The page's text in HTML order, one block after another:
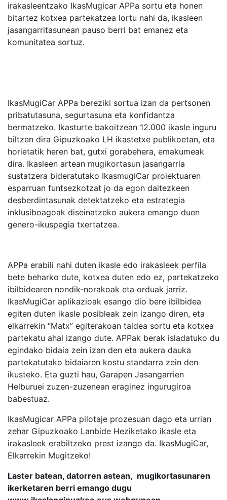
irakasleentzako IkasMugicar APPa sortu eta honen
bitartez kotxea partekatzea lortu nahi da, ikasleen
jasangarritasunean pauso berri bat emanez eta
komunitatea sortuz.
IkasMugiCar APPa bereziki sortua izan da pertsonen
pribatutasuna, segurtasuna eta konfidantza
bermatzeko. Ikasturte bakoitzean 12.000 ikasle inguru
biltzen dira Gipuzkoako LH ikastetxe publikoetan, eta
horietatik heren bat, gutxi gorabehera, emakumeak
dira. Ikasleen artean mugikortasun jasangarria
sustatzera bideratutako IkasmugiCar proiektuaren
esparruan funtsezkotzat jo da egon daitezkeen
desberdintasunak detektatzeko eta estrategia
inklusiboagoak diseinatzeko aukera emango duen
genero-ikuspegia txertatzea.
APPa erabili nahi duten ikasle edo irakasleek perfila
bete beharko dute, kotxea duten edo ez, partekatzeko
ibilbidearen nondik-norakoak eta orduak jarriz.
IkasMugiCar aplikazioak esango dio bere ibilbidea
egiten duten ikasle posibleak zein izango diren, eta
elkarrekin “Matx” egiterakoan taldea sortu eta kotxea
partekatu ahal izango dute. APPak berak isladatuko du
egindako bidaia zein izan den eta aukera dauka
partekatutako bidaiaren kostu standarra zein den
ikusteko. Eta guzti hau, Garapen Jasangarrien
Helburuei zuzen-zuzenean eraginez ingurugiroa
babestuaz.
IkasMugicar APPa pilotaje prozesuan dago eta urrian
zehar Gipuzkoako Lanbide Heziketako ikasle eta
irakasleek erabiltzeko prest izango da. IkasMugiCar,
Elkarrekin Mugitzeko!
Laster batean, datorren astean, mugikortasunaren
ikerketaren berri emango dugu